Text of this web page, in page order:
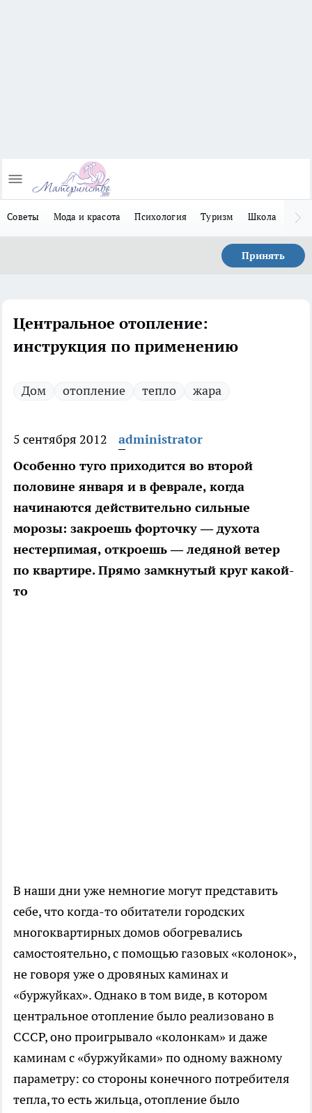
Советы Мода и красота Психология Туризм Школа
Принять
Центральное отопление:
инструкция по применению
Дом отопление тепло жара
5 сентября 2012
administrator
Особенно туго приходится во второй
половине января и в феврале, когда
начинаются действительно сильные
морозы: закроешь форточку — духота
нестерпимая, откроешь — ледяной ветер
по квартире. Прямо замкнутый круг какой-
то
В наши дни уже немногие могут представить
себе, что когда-то обитатели городских
многоквартирных домов обогревались
самостоятельно, с помощью газовых «колонок»,
не говоря уже о дровяных каминах и
«буржуйках». Однако в том виде, в котором
центральное отопление было реализовано в
СССР, оно проигрывало «колонкам» и даже
каминам с «буржуйками» по одному важному
параметру: со стороны конечного потребителя
тепла, то есть жильца, отопление было